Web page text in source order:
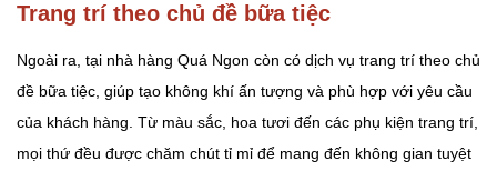
Trang trí theo chủ đề bữa tiệc
Ngoài ra, tại nhà hàng Quá Ngon còn có dịch vụ trang trí theo chủ
đề bữa tiệc, giúp tạo không khí ấn tượng và phù hợp với yêu cầu
của khách hàng. Từ màu sắc, hoa tươi đến các phụ kiện trang trí,
mọi thứ đều được chăm chút tỉ mỉ để mang đến không gian tuyệt